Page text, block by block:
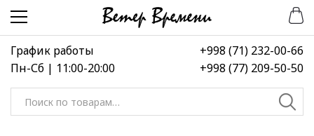
Перейти
навигации
Перейти
содержимому
График работы
Пн-Сб | 11:00-20:00
+998 (71) 232-00-66
+998 (77) 209-50-50
Искать:
-30%